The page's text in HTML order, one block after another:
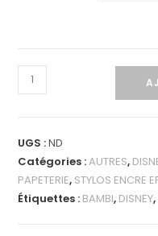
UGS :ND
Catégories :AUTRES,
PAPETERIE, STYLOS ENCRE
Étiquettes : BAMBI, DISNEY,